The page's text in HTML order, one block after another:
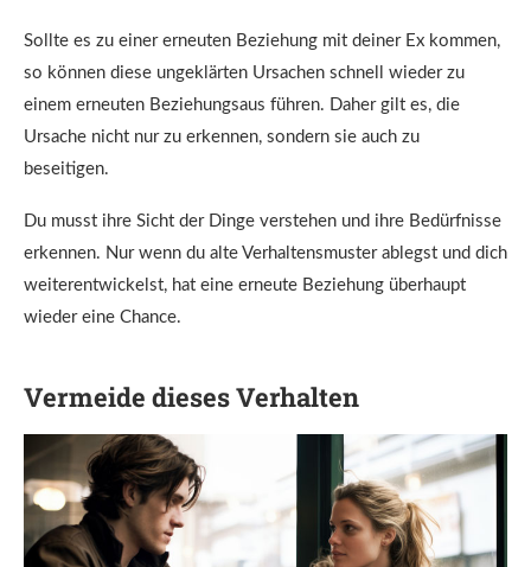
Sollte es zu einer erneuten Beziehung mit deiner Ex kommen,
so können diese ungeklärten Ursachen schnell wieder zu
einem erneuten Beziehungsaus führen. Daher gilt es, die
Ursache nicht nur zu erkennen, sondern sie auch zu
beseitigen.
Du musst ihre Sicht der Dinge verstehen und ihre Bedürfnisse
erkennen. Nur wenn du alte Verhaltensmuster ablegst und dich
weiterentwickelst, hat eine erneute Beziehung überhaupt
wieder eine Chance.
Vermeide dieses Verhalten